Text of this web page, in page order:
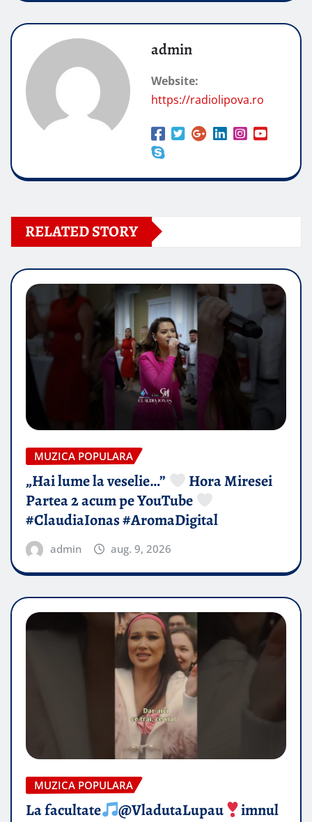
admin
Website:
https://radiolipova.ro
RELATED STORY
MUZICA POPULARA
„Hai lume la veselie…”
Hora Miresei
Partea 2 acum pe YouTube
#ClaudiaIonas #AromaDigital
admin aug. 9, 2026
MUZICA POPULARA
La facultate @VladutaLupau
imnul